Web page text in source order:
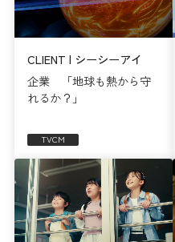
CLIENT | シーシーアイ
企業 「地球も熱から守
れるか？」
TVCM